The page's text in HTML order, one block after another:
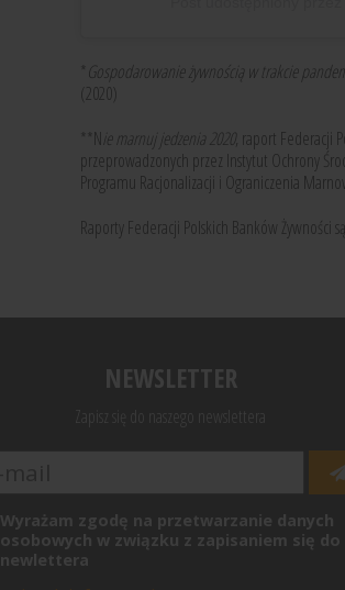
Gospodarowanie żywnością w trakcie pandemii
(2020)
**N ie marnuj jedzenia 2020, raport Federacji
przeprowadzonych przez Instytut Ochrony
Programu Racjonalizacji i Ograniczenia
Raporty Federacji Polskich Banków Żywności
NEWSLETTER
Zapisz się do naszego newslettera
Wyrażam zgodę na przetwarzanie danych
osobowych w związku z zapisaniem się do
newlettera